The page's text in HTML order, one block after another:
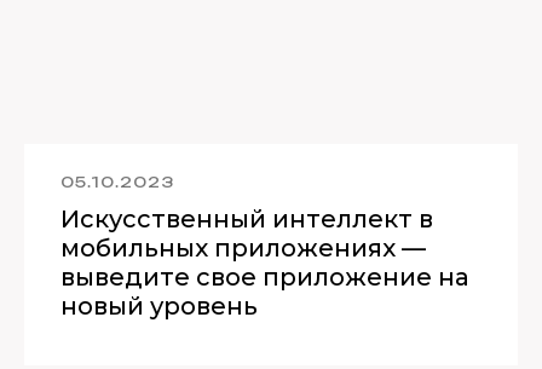
05.10.2023
Искусственный интеллект в
мобильных приложениях —
выведите свое приложение на
новый уровень